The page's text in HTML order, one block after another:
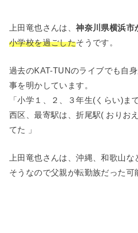
上田竜也さんは、神奈川県横浜市
小学校を過ごしたそうです。
過去のKAT-TUNのライブでも自
事を明かしています。
「小学１、２、３年生(くらい)ま
西区、最寄駅は、折尾駅( おりお
てた 」
上田竜也さんは、沖縄、和歌山
そうなので父親が転勤族だった可